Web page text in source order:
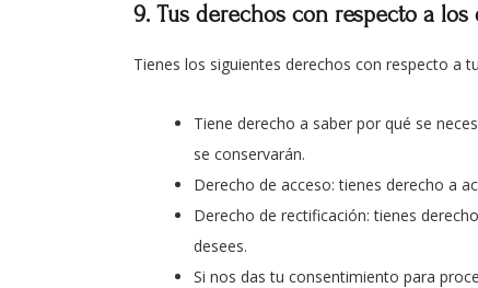
9. Tus derechos con respecto a los
Tienes los siguientes derechos con respecto a
Tiene derecho a saber por qué se
se conservarán.
Derecho de acceso: tienes derecho a
Derecho de rectificación: tienes
desees.
Si nos das tu consentimiento para